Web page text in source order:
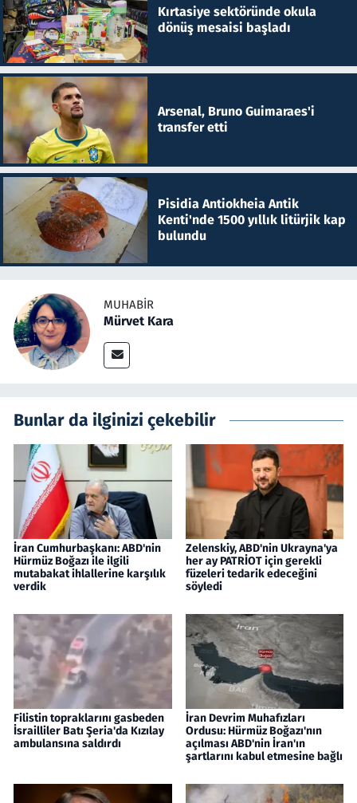
Kırtasiye sektöründe okula
dönüş mesaisi başladı
Arsenal, Bruno Guimaraes'i
transfer etti
Pisidia Antiokheia Antik
Kenti'nde 1500 yıllık litürjik kap
bulundu
MUHABIR
Mürvet Kara
Bunlar da ilginizi çekebilir
İran Cumhurbaşkanı: ABD'nin
Hürmüz Boğazı ile ilgili
mutabakat ihlallerine karşılık
verdik
Zelenskiy, ABD'nin Ukrayna'ya
her ay PATRİOT için gerekli
füzeleri tedarik edeceğini
söyledi
Filistin topraklarını gasbeden
İsrailliler Batı Şeria'da Kızılay
ambulansına saldırdı
İran Devrim Muhafızları
Ordusu: Hürmüz Boğazı'nın
açılması ABD'nin İran'ın
şartlarını kabul etmesine bağlı